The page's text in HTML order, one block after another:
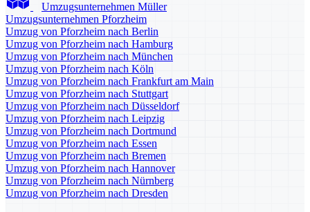
Umzugsunternehmen Müller
Umzugsunternehmen Pforzheim
Umzug von Pforzheim nach Berlin
Umzug von Pforzheim nach Hamburg
Umzug von Pforzheim nach München
Umzug von Pforzheim nach Köln
Umzug von Pforzheim nach Frankfurt am Main
Umzug von Pforzheim nach Stuttgart
Umzug von Pforzheim nach Düsseldorf
Umzug von Pforzheim nach Leipzig
Umzug von Pforzheim nach Dortmund
Umzug von Pforzheim nach Essen
Umzug von Pforzheim nach Bremen
Umzug von Pforzheim nach Hannover
Umzug von Pforzheim nach Nürnberg
Umzug von Pforzheim nach Dresden